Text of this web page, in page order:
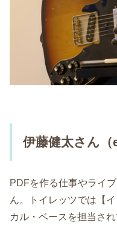
伊藤健太さん（
PDFを作る仕事やライ
ん。トイレッツでは【
カル・ベースを担当され